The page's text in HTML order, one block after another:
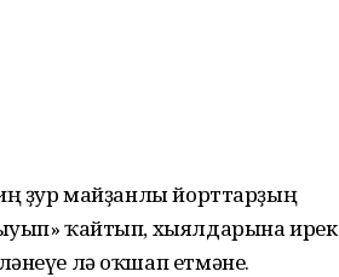
ҙур майҙанлы йорттарҙың
ҡайтып, хыялдарына ирек
лә оҡшап етмәне.